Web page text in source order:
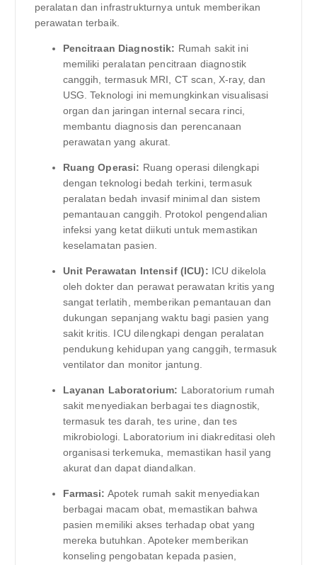
peralatan dan infrastrukturnya untuk memberikan
perawatan terbaik.
Pencitraan Diagnostik: Rumah sakit ini
memiliki peralatan pencitraan diagnostik
canggih, termasuk MRI, CT scan, X-ray, dan
USG. Teknologi ini memungkinkan visualisasi
organ dan jaringan internal secara rinci,
membantu diagnosis dan perencanaan
perawatan yang akurat.
Ruang Operasi: Ruang operasi dilengkapi
dengan teknologi bedah terkini, termasuk
peralatan bedah invasif minimal dan sistem
pemantauan canggih. Protokol pengendalian
infeksi yang ketat diikuti untuk memastikan
keselamatan pasien.
Unit Perawatan Intensif (ICU): ICU dikelola
oleh dokter dan perawat perawatan kritis yang
sangat terlatih, memberikan pemantauan dan
dukungan sepanjang waktu bagi pasien yang
sakit kritis. ICU dilengkapi dengan peralatan
pendukung kehidupan yang canggih, termasuk
ventilator dan monitor jantung.
Layanan Laboratorium: Laboratorium rumah
sakit menyediakan berbagai tes diagnostik,
termasuk tes darah, tes urine, dan tes
mikrobiologi. Laboratorium ini diakreditasi oleh
organisasi terkemuka, memastikan hasil yang
akurat dan dapat diandalkan.
Farmasi: Apotek rumah sakit menyediakan
berbagai macam obat, memastikan bahwa
pasien memiliki akses terhadap obat yang
mereka butuhkan. Apoteker memberikan
konseling pengobatan kepada pasien,